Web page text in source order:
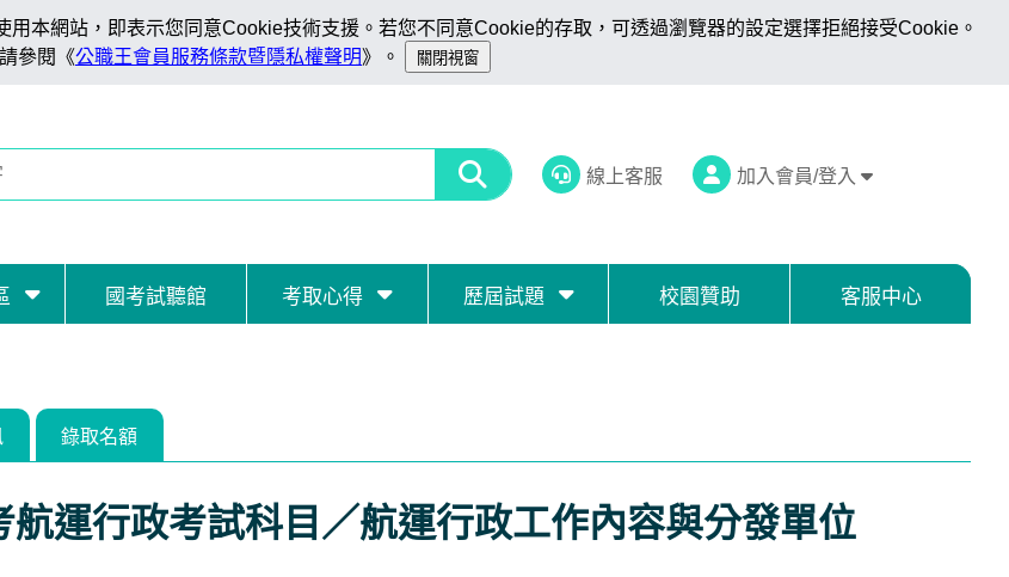
本網站，即表示您同意Cookie技術支援。若您不同意Cookie的存取，可透過瀏覽器的設定選擇拒絕接受Cookie。
參閱《公職王會員服務條款暨隱私權聲明》。
線上客服 加入會員/登入
國考試聽館 考取心得 歷屆試題 校園贊助 客服中心
錄取名額
航運行政考試科目／航運行政工作內容與分發單位